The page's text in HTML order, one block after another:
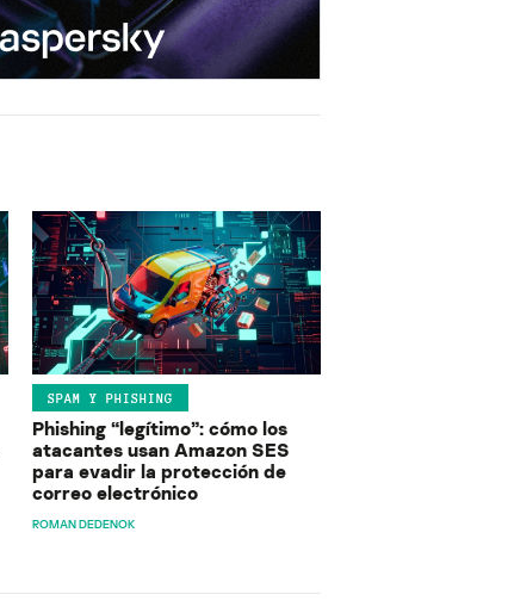
SPAM Y PHISHING
Phishing “legítimo”: cómo los
atacantes usan Amazon SES
para evadir la protección de
correo electrónico
ROMAN DEDENOK